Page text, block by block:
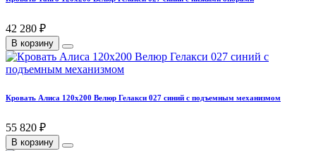
42 280 ₽
В корзину
Кровать Алиса 120х200 Велюр Гелакси 027 синий с подъемным механизмом
55 820 ₽
В корзину